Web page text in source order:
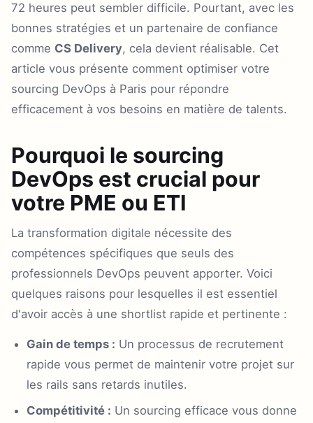
72 heures peut sembler difficile. Pourtant, avec les
bonnes stratégies et un partenaire de confiance
comme CS Delivery, cela devient réalisable. Cet
article vous présente comment optimiser votre
sourcing DevOps à Paris pour répondre
efficacement à vos besoins en matière de talents.
Pourquoi le sourcing
DevOps est crucial pour
votre PME ou ETI
La transformation digitale nécessite des
compétences spécifiques que seuls des
professionnels DevOps peuvent apporter. Voici
quelques raisons pour lesquelles il est essentiel
d'avoir accès à une shortlist rapide et pertinente :
Gain de temps : Un processus de recrutement
rapide vous permet de maintenir votre projet sur
les rails sans retards inutiles.
Compétitivité : Un sourcing efficace vous donne